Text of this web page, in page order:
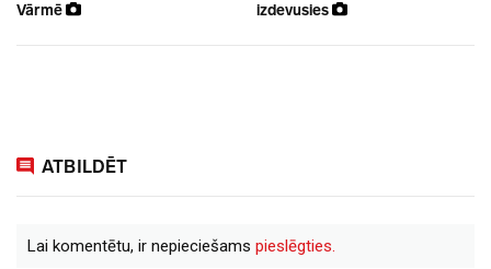
Vārmē
izdevusies
ATBILDĒT
Lai komentētu, ir nepieciešams pieslēgties.